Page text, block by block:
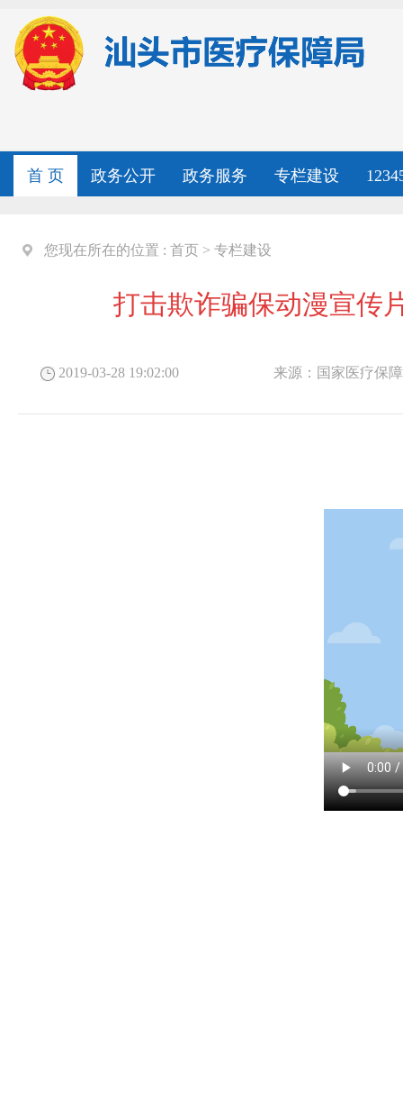
首 页 政务公开 政务服务 专栏建设
您现在所在的位置 : 首页 > 专栏建设
打击欺诈骗保动漫宣传
2019-03-28 19:02:00 来源： 国家医疗保